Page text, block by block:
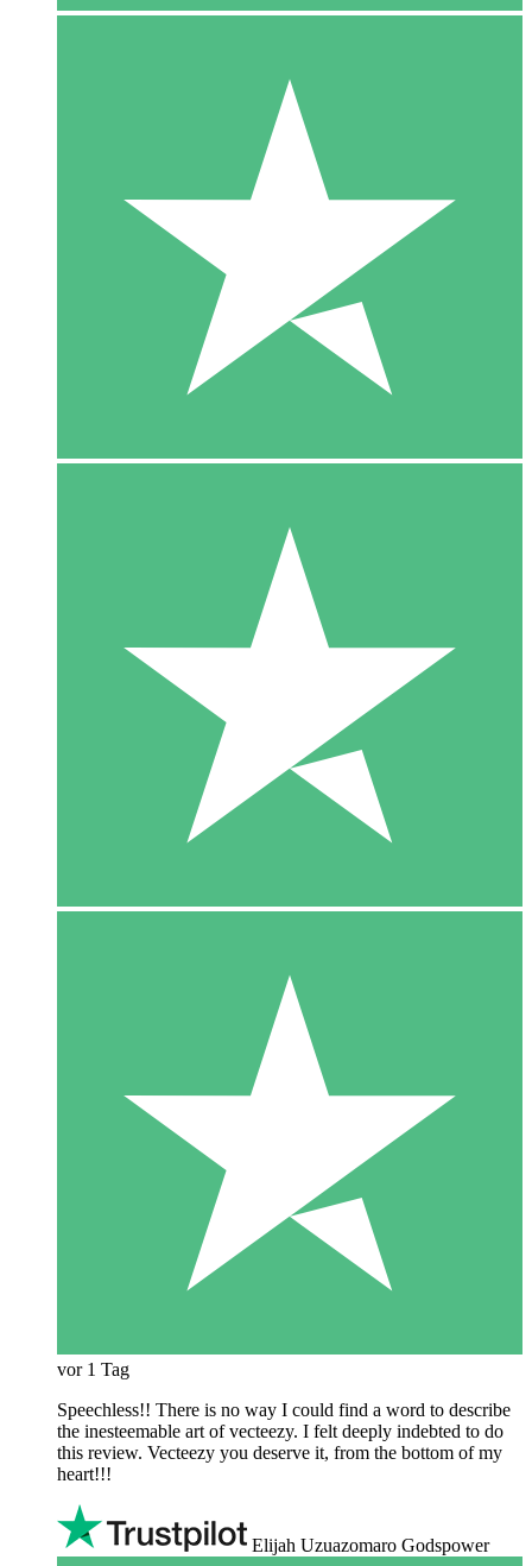
vor 1 Tag
Speechless!! There is no way I could find a word to describe
the inesteemable art of vecteezy. I felt deeply indebted to do
this review. Vecteezy you deserve it, from the bottom of my
heart!!!
Elijah Uzuazomaro Godspower